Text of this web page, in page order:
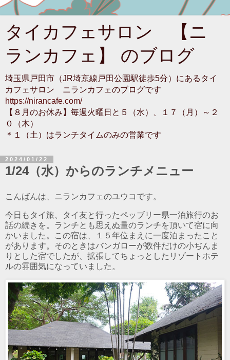
タイカフェサロン 【ニ
ランカフェ】 のブログ
埼玉県戸田市（JR埼京線戸田公園駅徒歩5分）にあるタイ
カフェサロン ニランカフェのブログです
https://nirancafe.com/
【８月のお休み】毎週火曜日と５（水）、１７（月）～２
０（木）
＊１（土）はランチタイムのみの営業です
2024/01/22
1/24（水）からのランチメニュー
こんばんは、ニランカフェのユウコです。
今日もタイ旅、タイ友と行ったペッブリー県一泊旅行のお
話の続きを。ランチとも思えぬ量のランチを頂いて宿に向
かいました。この宿は、１５年位まえに一度泊まったこと
があります。そのときはバンガローが数件だけの小ぢんま
りとした宿でしたが、拡張してちょっとしたリゾートホテ
ルの雰囲気になっていました。